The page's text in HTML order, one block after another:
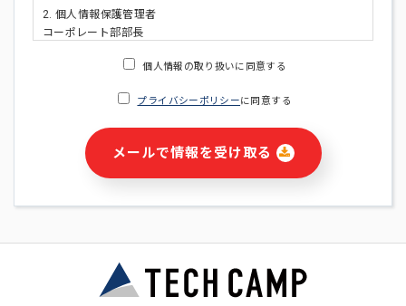
2. 個人情報保護管理者
コーポレート部部長
・ご請求された資料の送付のため
・本サービス及び本サービスに関連する情報(当社及び第三者の
サービス又は商品等の広告配信・宣伝を含みますが、それらに
・個人(法人の場合は担当者)を識別できない形式に加工した統
計情報の作成および利用
個人情報の取り扱いに同意する
プライバシーポリシーに同意する
メールで情報を受け取る